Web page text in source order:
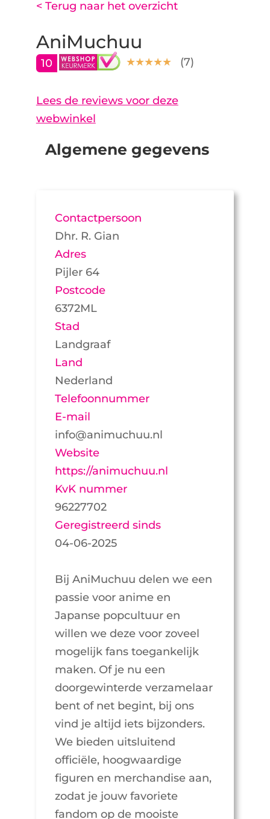
< Terug naar het overzicht
AniMuchuu
10 (7)
Lees de reviews voor deze
webwinkel
Algemene gegevens
Contactpersoon
Dhr. R. Gian
Adres
Pijler 64
Postcode
6372ML
Stad
Landgraaf
Land
Nederland
Telefoonnummer
E-mail
info@animuchuu.nl
Website
https://animuchuu.nl
KvK nummer
96227702
Geregistreerd sinds
04-06-2025
Bij AniMuchuu delen we een
passie voor anime en
Japanse popcultuur en
willen we deze voor zoveel
mogelijk fans toegankelijk
maken. Of je nu een
doorgewinterde verzamelaar
bent of net begint, bij ons
vind je altijd iets bijzonders.
We bieden uitsluitend
officiële, hoogwaardige
figuren en merchandise aan,
zodat je jouw favoriete
fandom op de mooiste